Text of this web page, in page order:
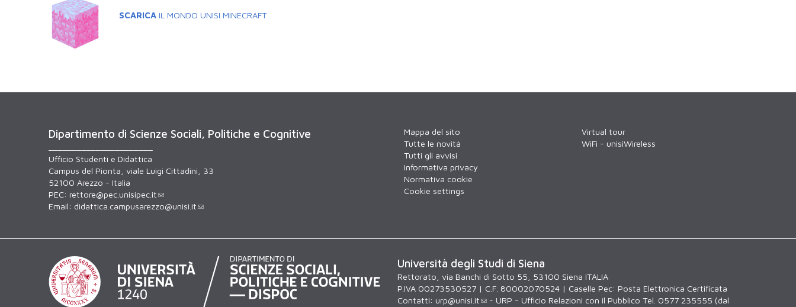
SCARICA IL MONDO UNISI MINECRAFT
Dipartimento di Scienze Sociali, Politiche e Cognitive
Ufficio Studenti e Didattica
Campus del Pionta, viale Luigi Cittadini, 33
52100 Arezzo - Italia
PEC: rettore@pec.unisipec.it
Email: didattica.campusarezzo@unisi.it
Mappa del sito
Tutte le novità
Tutti gli avvisi
Informativa privacy
Normativa cookie
Cookie settings
Virtual tour
WiFi - unisiWireless
Università degli Studi di Siena
Rettorato, via Banchi di Sotto 55, 53100 Siena ITALIA
P.IVA 00273530527 | C.F. 80002070524 | Caselle Pec: Posta Elettronica Certificata
Contatti: urp@unisi.it - URP - Ufficio Relazioni con il Pubblico Tel. 0577 235555 (dal